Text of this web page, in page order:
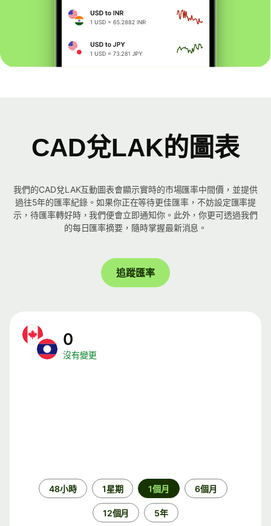
CAD兌LAK的圖表
我們的CAD兌LAK互動圖表會顯示實時的市場匯率中間價，並提供
過往5年的匯率紀錄。如果你正在等待更佳匯率，不妨設定匯率提
示，待匯率轉好時，我們便會立即通知你。此外，你更可透過我們
的每日匯率摘要，隨時掌握最新消息。
追蹤匯率
0
沒有變更
48小時 1星期 1個月 6個月
12個月 5年